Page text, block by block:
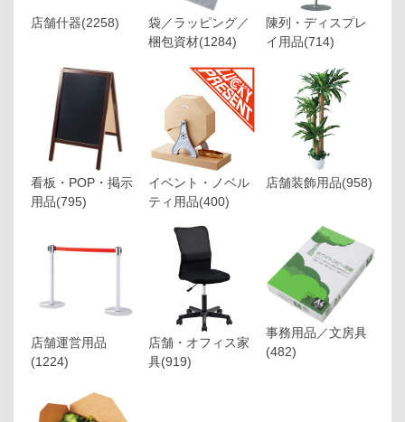
店舗什器(2258)
袋／ラッピング／
梱包資材(1284)
陳列・ディスプレ
イ用品(714)
看板・POP・掲示
用品(795)
イベント・ノベル
ティ用品(400)
店舗装飾用品(958)
店舗運営用品
(1224)
店舗・オフィス家
具(919)
事務用品／文房具
(482)